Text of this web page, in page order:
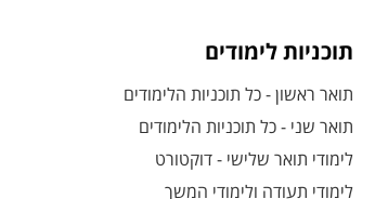
תוכניות לימודים
תואר ראשון - כל תוכניות הלימודים
תואר שני - כל תוכניות הלימודים
לימודי תואר שלישי - דוקטורט
לימודי תעודה ולימודי המשך